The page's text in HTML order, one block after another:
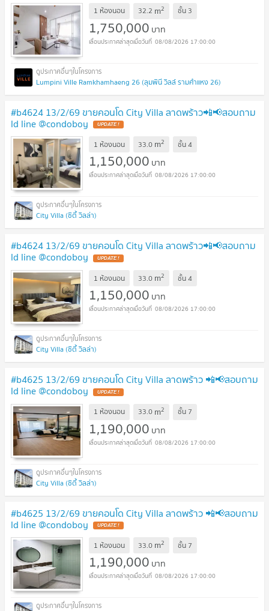
!
1 ห้องนอน 32.2 m2 ชั้น 3
1,750,000 บาท
08/08/2026 17:00:00
Lumpini Ville Ramkhamhaeng 26 (ลุมพินี วิลล์ รามคำแหง 26)
#b4624 13/2/69 ขายคอนโด City Villa ลาดพร้าว📲📢สอบถาม
ld line @condoboy UPDATE !
1 ห้องนอน 33.0 m2 ชั้น4
1,150,000 บาท
08/08/2026 17:00:00
City Villa (ซิตี้ วิลล่า)
#b4624 13/2/69 ขายคอนโด City Villa ลาดพร้าว📲📢สอบถาม
ld line @condoboy UPDATE !
1 ห้องนอน 33.0 m2 ชั้น4
1,150,000 บาท
08/08/2026 17:00:00
City Villa (ซิตี้ วิลล่า)
#b4625 13/2/69 ขายคอนโด City Villa ลาดพร้าว 📲📢สอบถาม
ld line @condoboy UPDATE !
1 ห้องนอน 33.0 m2 ชั้น 7
1,190,000 บาท
08/08/2026 17:00:00
City Villa (ซิตี้ วิลล่า)
#b4625 13/2/69 ขายคอนโด City Villa ลาดพร้าว 📲📢สอบถาม
ld line @condoboy UPDATE !
1 ห้องนอน 33.0 m2 ชั้น 7
1,190,000 บาท
08/08/2026 17:00:00